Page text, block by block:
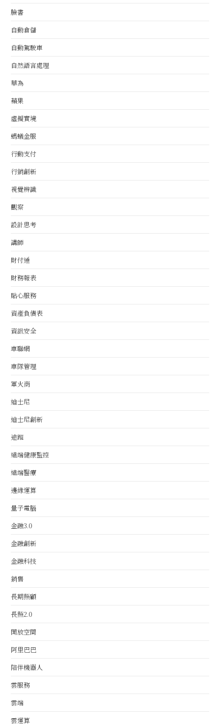
臉書
自動倉儲
自動駕駛車
自然語言處理
華為
蘋果
虛擬實境
螞蟻金服
行動支付
行銷創新
視覺辨識
觀察
設計思考
講師
財付通
財務報表
貼心服務
資產負債表
資訊安全
車聯網
車隊管理
軍火商
迪士尼
迪士尼創新
追蹤
遠端健康監控
遠端醫療
邊緣運算
量子電腦
金融3.0
金融創新
金融科技
銷售
長期照顧
長照2.0
開放空間
阿里巴巴
陪伴機器人
雲服務
雲端
雲運算